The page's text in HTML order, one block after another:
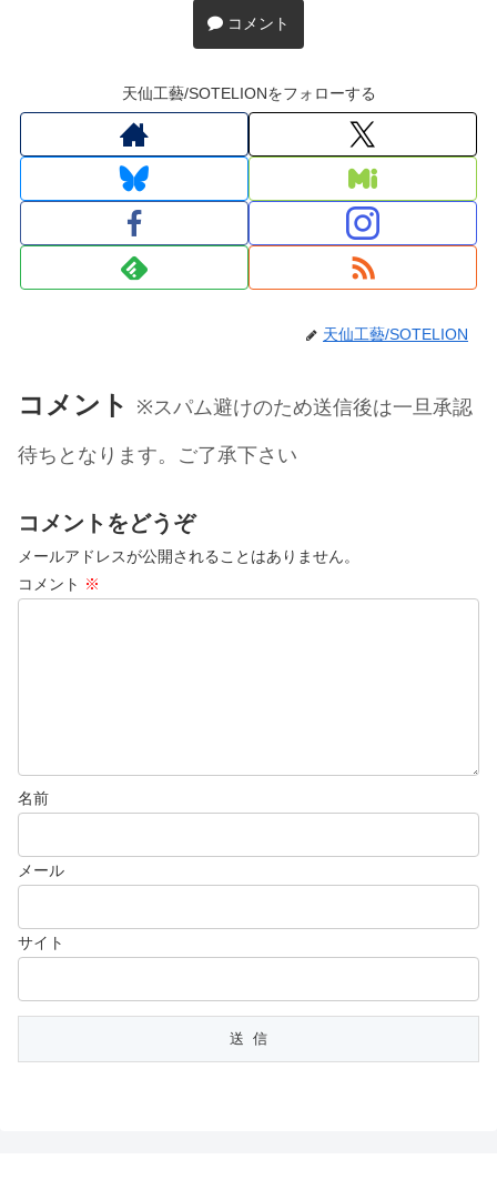
コメント
天仙工藝/SOTELIONをフォローする
天仙工藝/SOTELION
コメント ※スパム避けのため送信後は一旦承認
待ちとなります。ご了承下さい
コメントをどうぞ
メールアドレスが公開されることはありません。
コメント ※
名前
メール
サイト